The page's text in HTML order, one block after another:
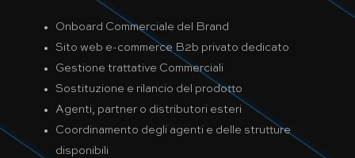
Onboard Commerciale del Brand
Sito web e-commerce B2b privato dedicato
Gestione trattative Commerciali
Sostituzione e rilancio del prodotto
Agenti, partner o distributori esteri
Coordinamento degli agenti e delle strutture
disponibili